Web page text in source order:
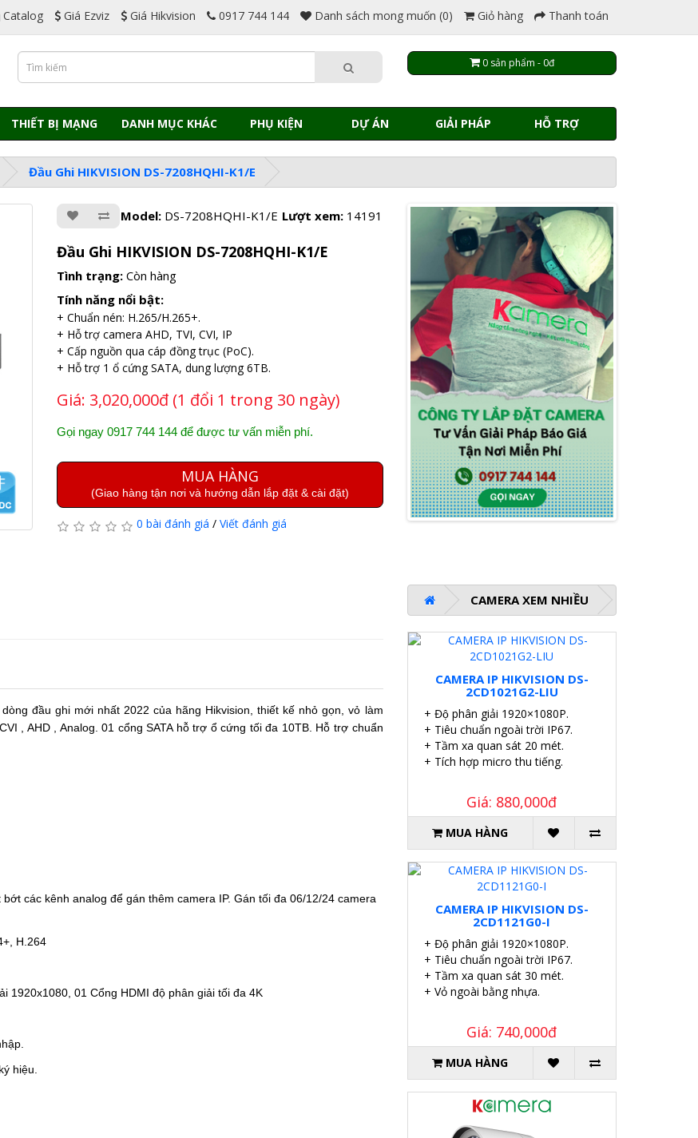
Catalog Giá Ezviz Giá Hikvision 0917 744 144 Danh sách mong muốn (0) Giỏ hàng Thanh toán
0 sản phẩm - 0đ
THIẾT BỊ MẠNG DANH MỤC KHÁC PHỤ KIỆN DỰ ÁN GIẢI PHÁP HỖ TRỢ
Đầu Ghi HIKVISION DS-7208HQHI-K1/E
Model: DS-7208HQHI-K1/E Lượt xem: 14191
Đầu Ghi HIKVISION DS-7208HQHI-K1/E
Tình trạng: Còn hàng
Tính năng nổi bật:
+ Chuẩn nén: H.265/H.265+.
+ Hỗ trợ camera AHD, TVI, CVI, IP
+ Cấp nguồn qua cáp đồng trục (PoC).
+ Hỗ trợ 1 ổ cứng SATA, dung lượng 6TB.
Giá: 3,020,000đ (1 đổi 1 trong 30 ngày)
Gọi ngay 0917 744 144 để được tư vấn miễn phí.
MUA HÀNG
(Giao hàng tận nơi và hướng dẫn lắp đặt & cài đặt)
0 bài đánh giá / Viết đánh giá
dòng đầu ghi mới nhất 2022 của hãng Hikvision, thiết kế nhỏ gọn, vỏ làm
, AHD , Analog.01 cổng SATA hỗ trợ ổ cứng tối đa 10TB. Hỗ trợ chuẩn
các kênh analog để gán thêm camera IP. Gán tối đa 06/12/24 camera
H.264
1920x1080, 01 Cổng HDMI độ phân giải tối đa 4K
hiệu.
CAMERA XEM NHIỀU
CAMERA IP HIKVISION DS-
2CD1021G2-LIU
+ Độ phân giải 1920×1080P.
+ Tiêu chuẩn ngoài trời IP67.
+ Tầm xa quan sát 20 mét.
+ Tích hợp micro thu tiếng.
Giá: 880,000đ
MUA HÀNG
CAMERA IP HIKVISION DS-
2CD1121G0-I
+ Độ phân giải 1920×1080P.
+ Tiêu chuẩn ngoài trời IP67.
+ Tầm xa quan sát 30 mét.
+ Vỏ ngoài bằng nhựa.
Giá: 740,000đ
MUA HÀNG